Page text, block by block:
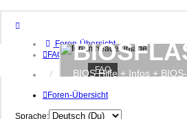
Foren-Übersicht
FAQ
Anmelden
BIOS Hilfe + Infos +
FAQ
Foren-Übersicht
Sprache: